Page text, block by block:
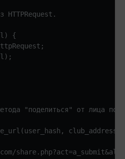
HTTPRequest.
{
"поделиться" от лица
club_address)